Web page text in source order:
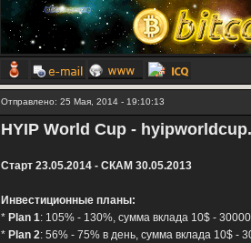
Отправлено: 25 Мая, 2014 - 19:10:13
HYIP World Cup -
Старт 23.05.2014 - СКАМ 30.05.2013
Инвестиционные планы:
* Plan 1: 105% - 130%, сумма вклада 10$ -
* Plan 2: 56% - 75% в день, сумма вклада 10$ -